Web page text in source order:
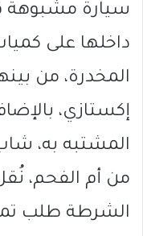
سيارة مشبوهة
داخلها على
إكستازي،
المشتبه به،
من أم الفحم،
الشرطة طلب